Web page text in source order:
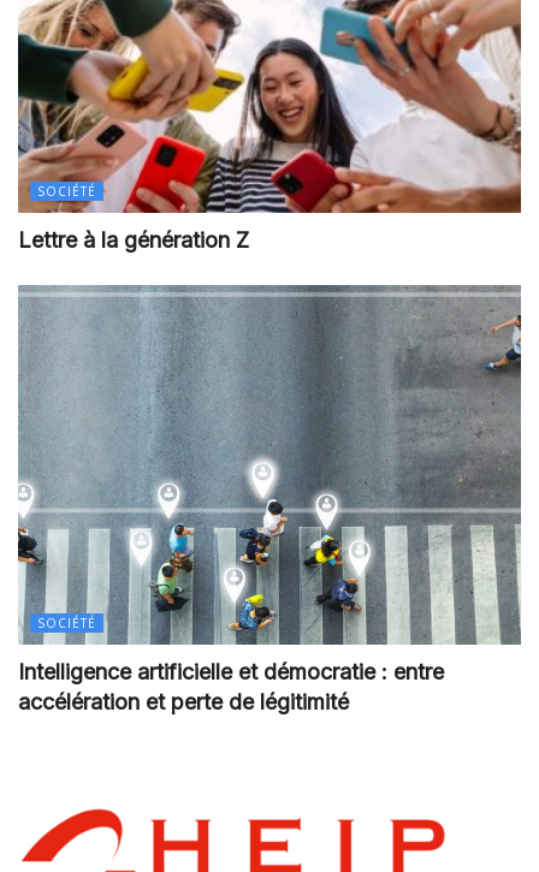
SOCIÉTÉ
Lettre à la génération Z
SOCIÉTÉ
Intelligence artificielle et démocratie : entre
accélération et perte de légitimité